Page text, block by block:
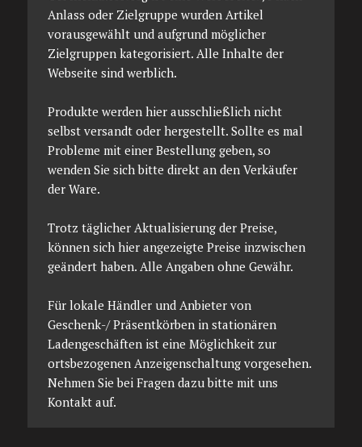
Anlass oder Zielgruppe wurden Artikel
vorausgewählt und aufgrund möglicher
Zielgruppen kategorisiert. Alle Inhalte der
Webseite sind werblich.
Produkte werden hier ausschließlich nicht
selbst versandt oder hergestellt. Sollte es mal
Probleme mit einer Bestellung geben, so
wenden Sie sich bitte direkt an den Verkäufer
der Ware.
Trotz täglicher Aktualisierung der Preise,
können sich hier angezeigte Preise inzwischen
geändert haben. Alle Angaben ohne Gewähr.
Für lokale Händler und Anbieter von
Geschenk-/ Präsentkörben in stationären
Ladengeschäften ist eine Möglichkeit zur
ortsbezogenen Anzeigenschaltung vorgesehen.
Nehmen Sie bei Fragen dazu bitte mit uns
Kontakt auf.